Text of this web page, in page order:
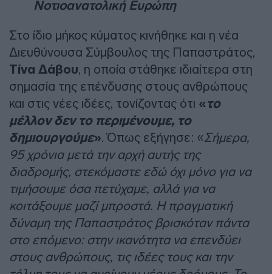
Νοτιοανατολική Ευρώπη
Στο ίδιο μήκος κύματος κινήθηκε και η νέα
Διευθύνουσα Σύμβουλος της Παπαστράτος,
Τίνα Δάβου, η οποία στάθηκε ιδιαίτερα στη
σημασία της επένδυσης στους ανθρώπους
και στις νέες ιδέες, τονίζοντας ότι «το
μέλλον δεν το περιμένουμε, το
δημιουργούμε». Όπως εξήγησε: «Σήμερα,
95 χρόνια μετά την αρχή αυτής της
διαδρομής, στεκόμαστε εδώ όχι μόνο για να
τιμήσουμε όσα πετύχαμε, αλλά για να
κοιτάξουμε μαζί μπροστά. Η πραγματική
δύναμη της Παπαστράτος βρισκόταν πάντα
στο επόμενο: στην ικανότητα να επενδύει
στους ανθρώπους, τις ιδέες τους και την